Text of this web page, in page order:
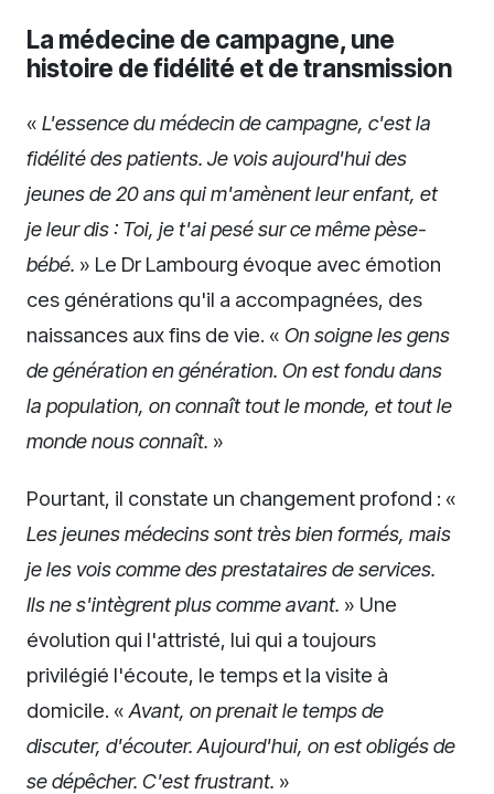
La médecine de campagne, une
histoire de fidélité et de transmission
« L'essence du médecin de campagne, c'est la
fidélité des patients. Je vois aujourd'hui des
jeunes de 20 ans qui m'amènent leur enfant, et
je leur dis : Toi, je t'ai pesé sur ce même pèse-
bébé. » Le Dr Lambourg évoque avec émotion
ces générations qu'il a accompagnées, des
naissances aux fins de vie. « On soigne les gens
de génération en génération. On est fondu dans
la population, on connaît tout le monde, et tout le
monde nous connaît. »
Pourtant, il constate un changement profond : «
Les jeunes médecins sont très bien formés, mais
je les vois comme des prestataires de services.
Ils ne s'intègrent plus comme avant. » Une
évolution qui l'attristé, lui qui a toujours
privilégié l'écoute, le temps et la visite à
domicile. « Avant, on prenait le temps de
discuter, d'écouter. Aujourd'hui, on est obligés de
se dépêcher. C'est frustrant. »